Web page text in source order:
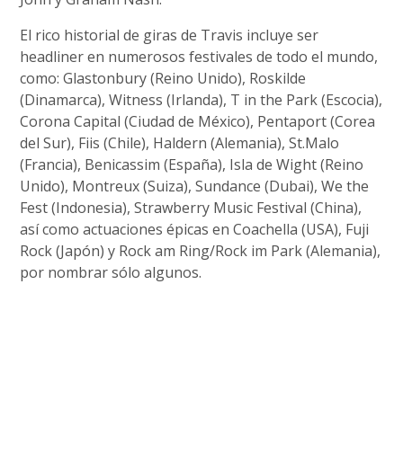
El rico historial de giras de Travis incluye ser
headliner en numerosos festivales de todo el mundo,
como: Glastonbury (Reino Unido), Roskilde
(Dinamarca), Witness (Irlanda), T in the Park (Escocia),
Corona Capital (Ciudad de México), Pentaport (Corea
del Sur), Fiis (Chile), Haldern (Alemania), St.Malo
(Francia), Benicassim (España), Isla de Wight (Reino
Unido), Montreux (Suiza), Sundance (Dubai), We the
Fest (Indonesia), Strawberry Music Festival (China),
así como actuaciones épicas en Coachella (USA), Fuji
Rock (Japón) y Rock am Ring/Rock im Park (Alemania),
por nombrar sólo algunos.